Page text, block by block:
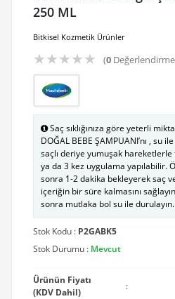
250 ML
Bitkisel Kozmetik Ürünler
★★★★★ (0
Saç sıklığınıza göre yeterli
DOĞAL BEBE ŞAMPUANI’nı , su ile
saçlı deriye yumuşak
ya da 3 kez uygulama yapılabilir.
sonra 1-2 dakika bekleyerek saç
içeriğin bir süre kalmasını
sonra mutlaka bol su ile durulayın.
Stok Kodu : P2GABK5
Stok Durumu : Mevcut
Ürünün Fiyatı
(KDV Dahil)
: